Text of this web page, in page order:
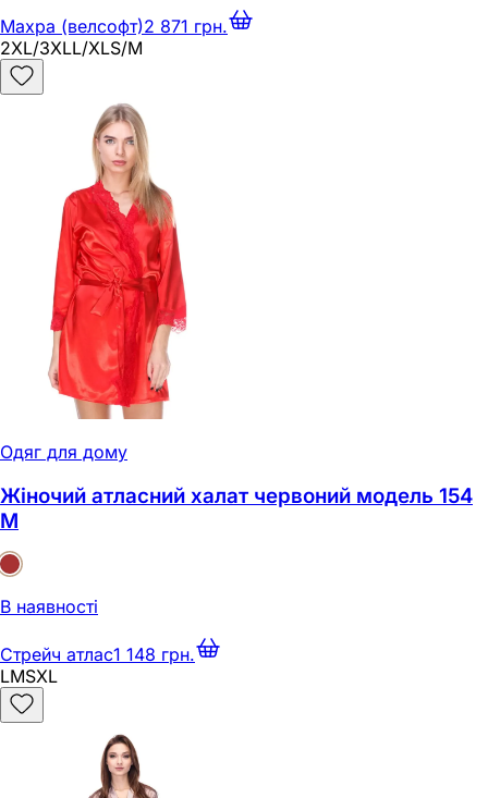
Махра (велсофт)2 871 грн.
2XL/3XLL/XLS/M
Одяг для дому
Жіночий атласний халат червоний модель 154
M
В наявності
Стрейч атлас1 148 грн.
LMSXL